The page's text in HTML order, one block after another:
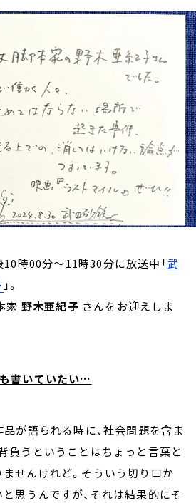
時00分～11時30分に放送中「武
」。
家 野木亜紀子 さんをお迎えしま
書いていたい…
品が語られる時に、社会問題を含ま
負うということはちょっと言葉と
せんけれど。そういう切り口か
思うんですが、それは結果的にそ